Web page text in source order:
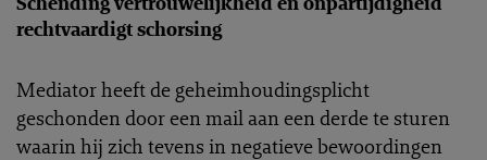
rechtvaardigt schorsing
Mediator heeft de geheimhoudingsplicht
geschonden door een mail aan een derde te sturen
waarin hij zich tevens in negatieve bewoordingen